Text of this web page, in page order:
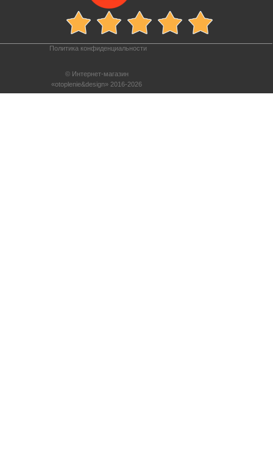
© Интернет-магазин
«otoplenie&design» 2016-2026
Политика конфиденциальности